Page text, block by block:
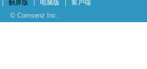
触屏版 电脑版
客户端
© Comsenz Inc.